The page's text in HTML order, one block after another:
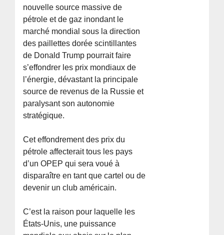
nouvelle source massive de
pétrole et de gaz inondant le
marché mondial sous la direction
des paillettes dorée scintillantes
de Donald Trump pourrait faire
s’effondrer les prix mondiaux de
l’énergie, dévastant la principale
source de revenus de la Russie et
paralysant son autonomie
stratégique.
Cet effondrement des prix du
pétrole affecterait tous les pays
d’un OPEP qui sera voué à
disparaître en tant que cartel ou de
devenir un club américain.
C’est la raison pour laquelle les
États-Unis, une puissance